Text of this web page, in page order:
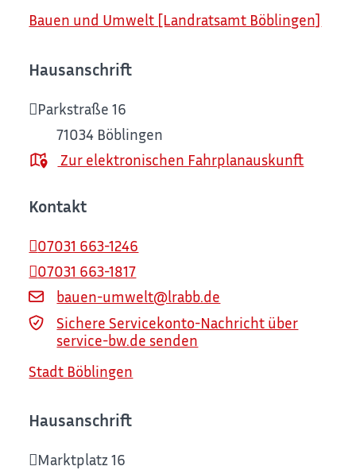
Bauen und Umwelt [Landratsamt Böblingen]
Hausanschrift
Parkstraße 16
71034 Böblingen
Zur elektronischen Fahrplanauskunft
Kontakt
07031 663-1246
07031 663-1817
bauen-umwelt@lrabb.de
Sichere Servicekonto-Nachricht über
service-bw.de senden
Stadt Böblingen
Hausanschrift
Marktplatz 16